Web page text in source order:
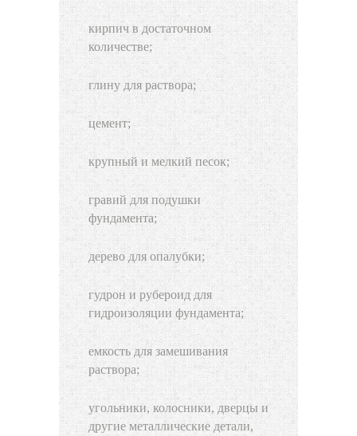
кирпич в достаточном
количестве;
глину для раствора;
цемент;
крупный и мелкий песок;
гравий для подушки
фундамента;
дерево для опалубки;
гудрон и рубероид для
гидроизоляции фундамента;
емкость для замешивания
раствора;
угольники, колосники, дверцы и
другие металлические детали,